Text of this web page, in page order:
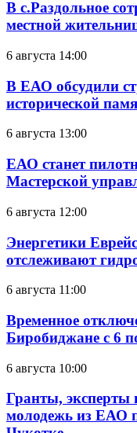
В с.Раздольное
местной
6 августа 14:00
В ЕАО обсудили
исторической
6 августа 13:00
ЕАО станет
Мастерской
6 августа 12:00
Энергетики
отслеживают
6 августа 11:00
Временное
Биробиджане с 6
6 августа 10:00
Гранты, эксперты
молодежь из ЕАО